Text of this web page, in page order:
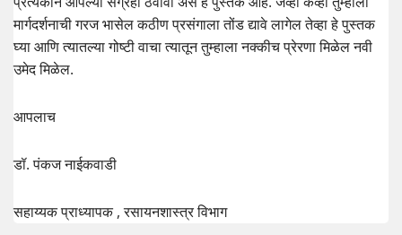
मार्गदर्शनाची गरज भासेल कठीण प्रसंगाला तोंड द्यावे लागेल तेव्हा हे पुस्तक
घ्या आणि त्यातल्या गोष्टी वाचा त्यातून तुम्हाला नक्कीच प्रेरणा मिळेल नवी
उमेद मिळेल.
आपलाच
डॉ. पंकज नाईकवाडी
सहाय्यक प्राध्यापक , रसायनशास्त्र विभाग